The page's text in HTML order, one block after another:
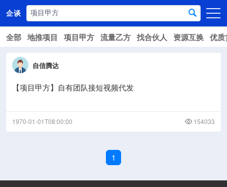
企谈
首页
商务资源
资讯动态
关于我们
全部 地推项目 项目甲方 流量乙方 找合伙人 资源互换 优
自信腾达
【项目甲方】自有团队接短视频代发
1970-01-01T08:00:00 154033
1